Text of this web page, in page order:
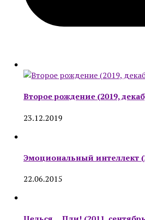
Второе рождение (2019,
23.12.2019
Эмоциональный интеллект
22.06.2015